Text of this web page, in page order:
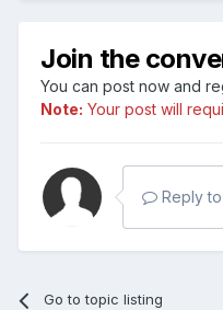
Join the
You can post now and
Note: Your post will
Reply
Go to topic listing